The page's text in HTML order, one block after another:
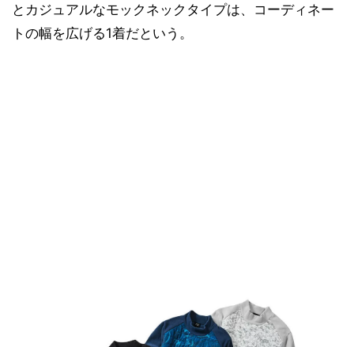
とカジュアルなモックネックタイプは、コーディネー
トの幅を広げる1着だという。